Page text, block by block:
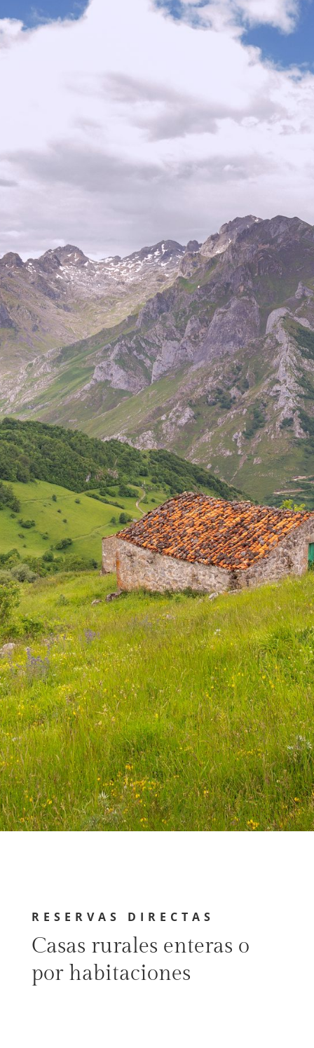
RESERVAS DIRECTAS
Casas rurales enteras o
por habitaciones